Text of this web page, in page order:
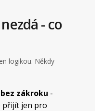
- co
logikou. Někdy
zákroku -
přijít jen pro